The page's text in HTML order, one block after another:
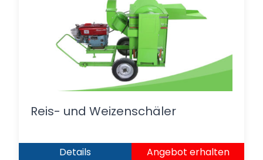
Reis- und Weizenschäler
Details Angebot erhalten